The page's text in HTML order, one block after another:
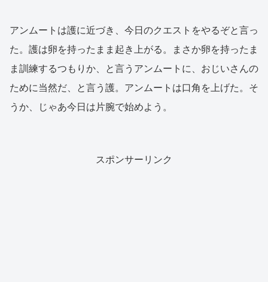
アンムートは護に近づき、今日のクエストをやるぞと言っ
た。護は卵を持ったまま起き上がる。まさか卵を持ったま
ま訓練するつもりか、と言うアンムートに、おじいさんの
ために当然だ、と言う護。アンムートは口角を上げた。そ
うか、じゃあ今日は片腕で始めよう。
スポンサーリンク